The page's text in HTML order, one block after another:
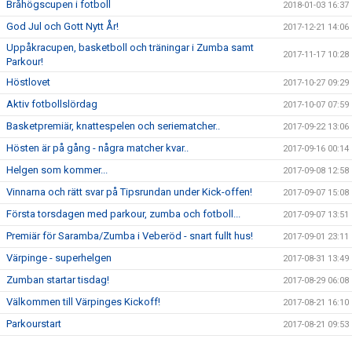
Bråhögscupen i fotboll 2018-01-03 16:37
God Jul och Gott Nytt År! 2017-12-21 14:06
Uppåkracupen, basketboll och träningar i Zumba samt
Parkour!
2017-11-17 10:28
Höstlovet 2017-10-27 09:29
Aktiv fotbollslördag 2017-10-07 07:59
Basketpremiär, knattespelen och seriematcher.. 2017-09-22 13:06
Hösten är på gång - några matcher kvar.. 2017-09-16 00:14
Helgen som kommer... 2017-09-08 12:58
Vinnarna och rätt svar på Tipsrundan under Kick-offen! 2017-09-07 15:08
Första torsdagen med parkour, zumba och fotboll... 2017-09-07 13:51
Premiär för Saramba/Zumba i Veberöd - snart fullt hus! 2017-09-01 23:11
Värpinge - superhelgen 2017-08-31 13:49
Zumban startar tisdag! 2017-08-29 06:08
Välkommen till Värpinges Kickoff! 2017-08-21 16:10
Parkourstart 2017-08-21 09:53